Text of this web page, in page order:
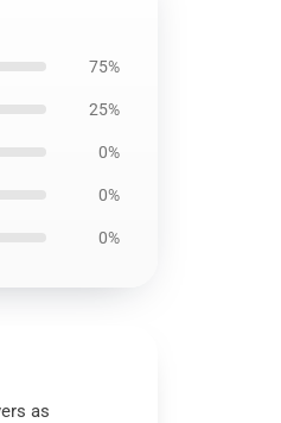
75%
25%
0%
0%
0%
as